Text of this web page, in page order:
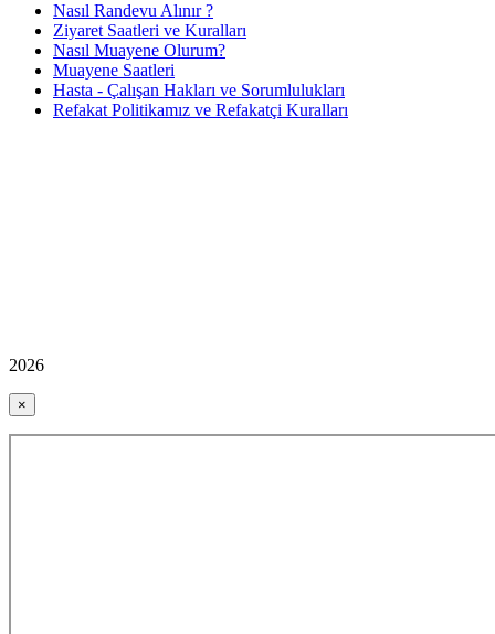
Nasıl Randevu Alınır ?
Ziyaret Saatleri ve Kuralları
Nasıl Muayene Olurum?
Muayene Saatleri
Hasta - Çalışan Hakları ve Sorumlulukları
Refakat Politikamız ve Refakatçi Kuralları
2026
×